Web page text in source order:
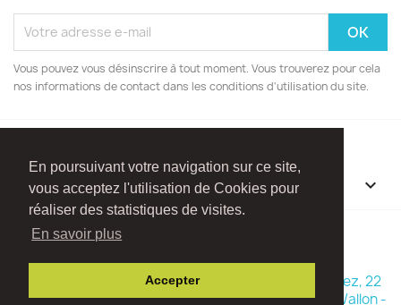
En poursuivant votre navigation sur ce site,
vous acceptez l'utilisation de Cookies pour
réaliser des statistiques de visites.
En savoir plus
Accepter
Vous pouvez vous désinscrire à tout moment. Vous trouverez pour cela
nos informations de contact dans les conditions d'utilisation du site.
INFORMATIONS 
FacebookInstagram
© 2026 - Boutique Madame Framboise - Rue Ry d'Hez, 22
1470 Baisy-Thy (Commune de Genappe - Brabant Wallon -